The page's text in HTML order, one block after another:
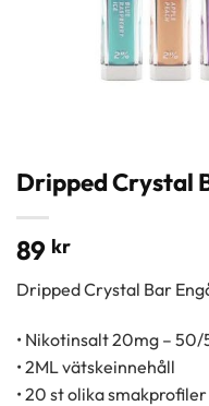
Dripped Crystal
89 kr
Dripped Crystal Bar
• Nikotinsalt 20mg –
• 2ML vätskeinnehåll
• 20 st olika smakprofiler